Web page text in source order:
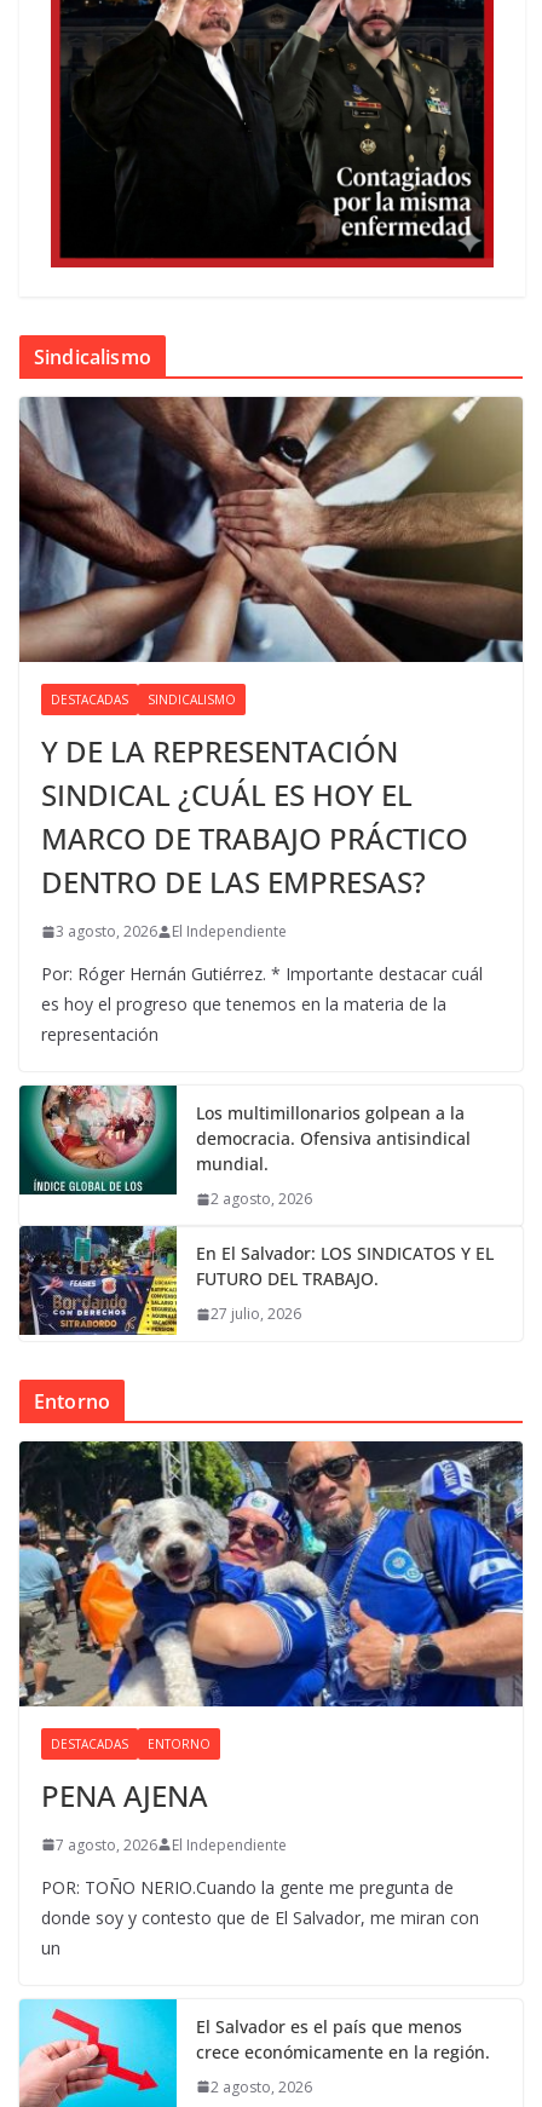
Sindicalismo
DESTACADAS SINDICALISMO
Y DE LA REPRESENTACIÓN
SINDICAL ¿CUÁL ES HOY EL
MARCO DE TRABAJO PRÁCTICO
DENTRO DE LAS EMPRESAS?
3 agosto, 2026 El Independiente
Por: Róger Hernán Gutiérrez. * Importante destacar cuál
es hoy el progreso que tenemos en la materia de la
representación
Los multimillonarios golpean a la
democracia. Ofensiva antisindical
mundial.
2 agosto, 2026
En El Salvador: LOS SINDICATOS Y EL
FUTURO DEL TRABAJO.
27 julio, 2026
Entorno
DESTACADAS ENTORNO
PENA AJENA
7 agosto, 2026 El Independiente
POR: TOÑO NERIO.Cuando la gente me pregunta de
donde soy y contesto que de El Salvador, me miran con
un
El Salvador es el país que menos
crece económicamente en la región.
2 agosto, 2026